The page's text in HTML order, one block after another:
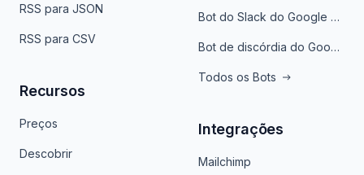
RSS para JSON
RSS para CSV
Recursos
Preços
Descobrir
Bot do Slack do Google Notícias
Bot de discórdia do Google News
Todos os Bots
Integrações
Mailchimp